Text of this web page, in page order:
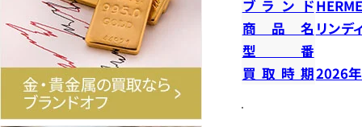
ブランド
商品名 リンデ
型番
買取時期2026